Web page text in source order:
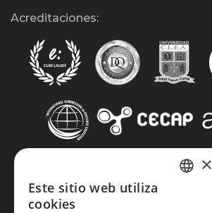
Acreditaciones:
×
Este sitio web utiliza
cookies